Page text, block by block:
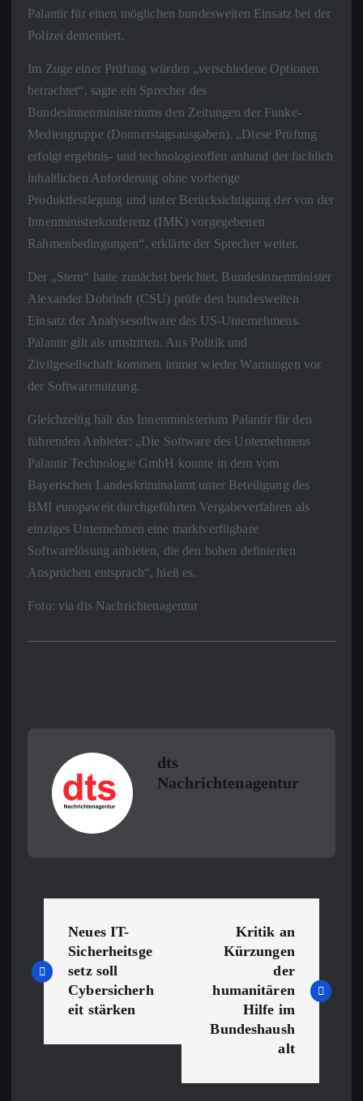
Palantir für einen möglichen bundesweiten Einsatz bei der
Polizei dementiert.
Im Zuge einer Prüfung würden „verschiedene Optionen
betrachtet“, sagte ein Sprecher des
Bundesinnenministeriums den Zeitungen der Funke-
Mediengruppe (Donnerstagsausgaben). „Diese Prüfung
erfolgt ergebnis- und technologieoffen anhand der fachlich
inhaltlichen Anforderung ohne vorherige
Produktfestlegung und unter Berücksichtigung der von der
Innenministerkonferenz (IMK) vorgegebenen
Rahmenbedingungen“, erklärte der Sprecher weiter.
Der „Stern“ hatte zunächst berichtet, Bundesinnenminister
Alexander Dobrindt (CSU) prüfe den bundesweiten
Einsatz der Analysesoftware des US-Unternehmens.
Palantir gilt als umstritten. Aus Politik und
Zivilgesellschaft kommen immer wieder Warnungen vor
der Softwarenutzung.
Gleichzeitig hält das Innenministerium Palantir für den
führenden Anbieter: „Die Software des Unternehmens
Palantir Technologie GmbH konnte in dem vom
Bayerischen Landeskriminalamt unter Beteiligung des
BMI europaweit durchgeführten Vergabeverfahren als
einziges Unternehmen eine marktverfügbare
Softwarelösung anbieten, die den hohen definierten
Ansprüchen entsprach“, hieß es.
Foto: via dts Nachrichtenagentur
dts
Nachrichtenagentur
e
Neues IT-
Sicherheitsge
setz soll
Cybersicherh
eit stärken
Kritik an
Kürzungen
der
humanitären
Hilfe im
Bundeshaush
alt